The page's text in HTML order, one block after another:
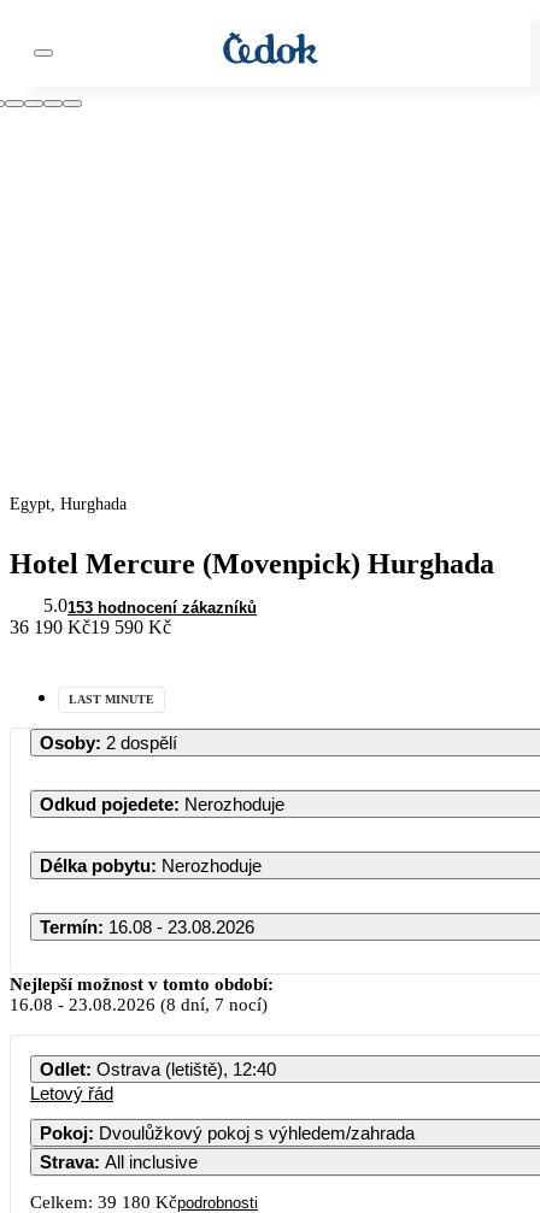
Egypt, Hurghada
Hotel Mercure (Movenpick) Hurghada
5.0153 hodnocení zákazníků
36 190 Kč19 590 Kč
LAST MINUTE
Osoby: 2 dospělí
Odkud pojedete: Nerozhoduje
Délka pobytu: Nerozhoduje
Termín: 16.08 - 23.08.2026
Nejlepší možnost v tomto období:
16.08 - 23.08.2026 (8 dní, 7 nocí)
Odlet: Ostrava (letiště), 12:40
Letový řád
Pokoj: Dvoulůžkový pokoj s výhledem/zahrada
Strava: All inclusive
Celkem: 39 180 Kčpodrobnosti